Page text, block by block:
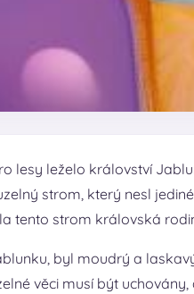
lesy leželo království
strom, který nesl
tento strom královská
byl moudrý a
věci musí být